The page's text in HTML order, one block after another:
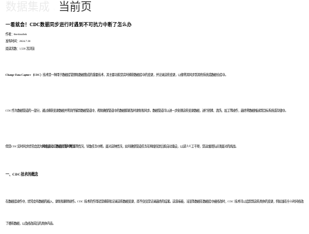
当前页
一看就会！CDC数据同步进行时遇到不可抗力中断了怎么办
作者：finedatalink
发布时间：2024.7.30
阅读次数：1,520 次浏览
Change Data Capture（CDC） 技术是一种用于数据库管理和数据集成的重要技术，其主要功能是实时捕获数据库中的变更，并记录这些变更，以便将其同步到其他系统或数据仓库中。
CDC作为数据管道的一部分，通过捕获变更数据并将其传输到数据管道中，帮助确保管道中的数据能够及时更新和同步。数据管道可以进一步处理这些变更数据，进行转换、清洗、加工等操作，最终将数据推送到目标系统或存储中。
但是CDC实时同步经常会因为 网络波动或 数据库暂时断连等情况，导致任务中断。面对这种情况，如何确保管道任务在网络恢复后能自动重启，以减少人工干预，是运维团队必须面对的挑战。
一、CDC技术的概念
在数据库操作中，经常会有数据的插入、更新和删除操作。CDC 技术的作用就是捕获和记录这些数据变更，而不仅仅是记录最终的结果。这意味着，当某条数据在数据库中被修改时，CDC 技术可以追踪到这些具体的变更，例如谁在什么时间修改
了哪些数据，以及修改前后的具体内容。